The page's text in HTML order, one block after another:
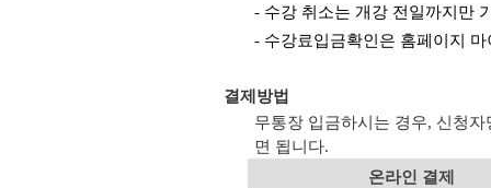
- 수강 취소는 개강 전일까지만
- 수강료입금확인은 홈페이지
결제방법
무통장 입금하시는 경우, 신청
면 됩니다.
온라인 결제